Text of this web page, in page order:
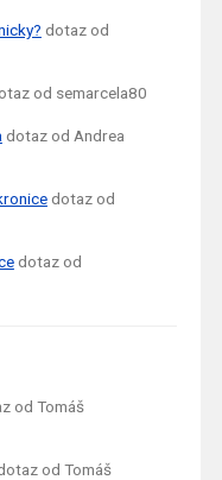
dotaz od
od semarcela80
dotaz od Andrea
dotaz od
dotaz od
od Tomáš
od Tomáš